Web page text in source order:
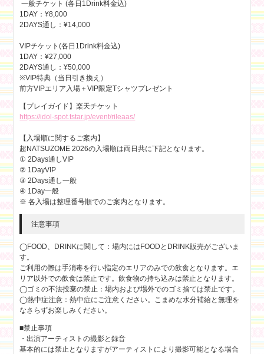
一般チケット (各日1Drink料金込)
1DAY：¥8,000
2DAYS通し：¥14,000
VIPチケット(各日1Drink料金込)
1DAY：¥27,000
2DAYS通し：¥50,000
※VIP特典（当日引き換え）
前方VIPエリア入場＋VIP限定Tシャツプレゼント
【プレイガイド】楽天チケット
https://idol-spot.tstar.jp/event/rileaas/
【入場順に関するご案内】
超NATSUZOME 2026の入場順は両日共に下記となります。
① 2Days通しVIP
② 1DayVIP
③ 2Days通し一般
④ 1Day一般
※ 各入場は整理番号順でのご案内となります。
注意事項
◯FOOD、DRINKに関して：場内にはFOODとDRINK販売がございま
す。
ご利用の際は手消毒を行い指定のエリアのみでの飲食となります。エ
リア以外での飲食は禁止です。飲食物の持ち込みは禁止となります。
◯ゴミの不法投棄の禁止：場内および場外でのゴミ捨ては禁止です。
◯熱中症注意：熱中症にご注意ください。こまめな水分補給と無理を
なさらずお楽しみください。
■禁止事項
・出演アーティストの撮影と録音
基本的には禁止となりますがアーティストにより撮影可能となる場合